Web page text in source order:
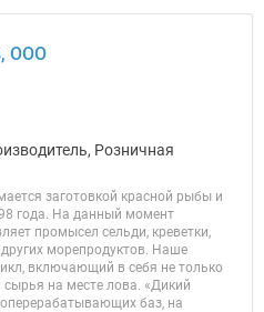
ООО
Розничная
заготовкой красной рыбы и
года. На данный момент
промысел сельди, креветки,
морепродуктов. Наше
включающий в себя не только
на месте лова. «Дикий
баз, на